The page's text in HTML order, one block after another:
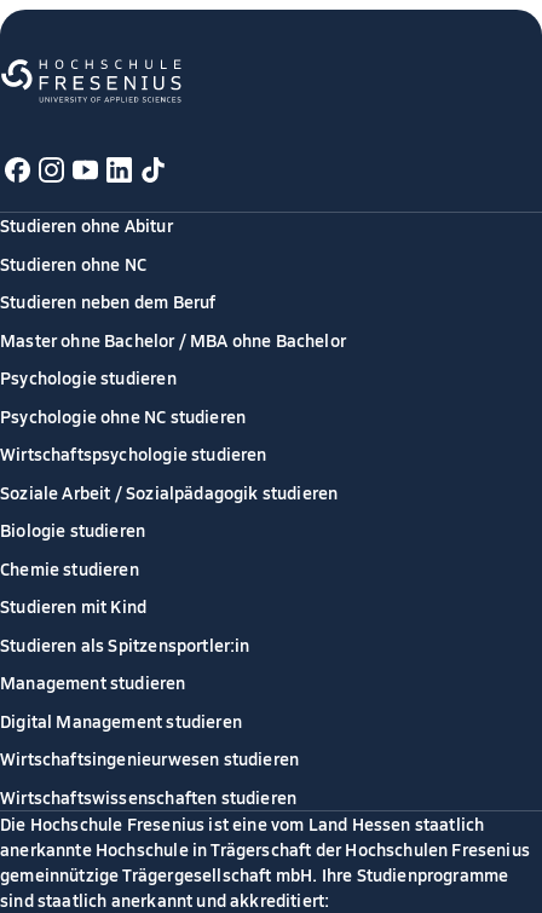
Studieren ohne Abitur
Studieren ohne NC
Studieren neben dem Beruf
Master ohne Bachelor / MBA ohne Bachelor
Psychologie studieren
Psychologie ohne NC studieren
Wirtschaftspsychologie studieren
Soziale Arbeit / Sozialpädagogik studieren
Biologie studieren
Chemie studieren
Studieren mit Kind
Studieren als Spitzensportler:in
Management studieren
Digital Management studieren
Wirtschaftsingenieurwesen studieren
Wirtschaftswissenschaften studieren
Die Hochschule Fresenius ist eine vom Land Hessen staatlich
anerkannte Hochschule in Trägerschaft der Hochschulen Fresenius
gemeinnützige Trägergesellschaft mbH. Ihre Studienprogramme
sind staatlich anerkannt und akkreditiert: